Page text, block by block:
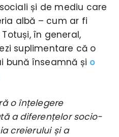
și de mediu care
albă – cum ar fi
în general,
suplimentare că o
bună înseamnă și o
o înțelegere
a diferențelor socio-
creierului și a